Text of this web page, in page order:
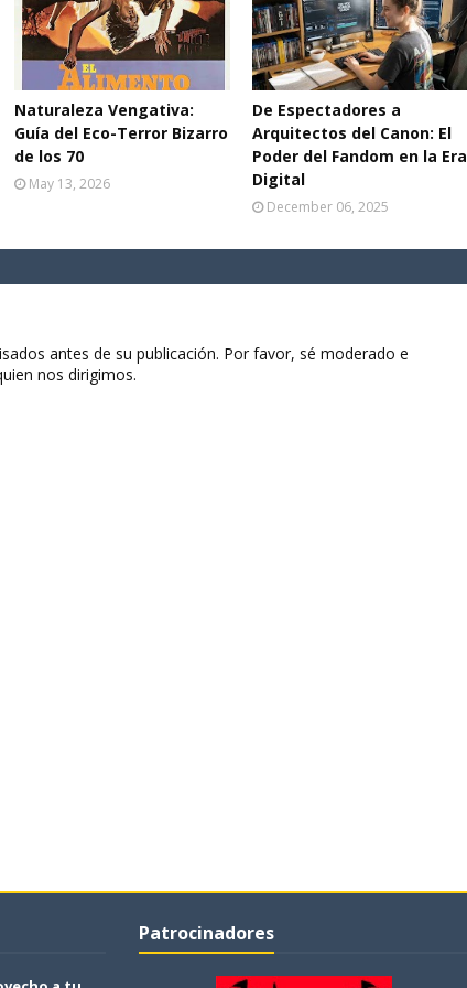
Naturaleza Vengativa:
Guía del Eco-Terror Bizarro
de los 70
May 13, 2026
De Espectadores a
Arquitectos del Canon: El
Poder del Fandom en la Era
Digital
December 06, 2025
antes de su publicación. Por favor, sé moderado e
nos dirigimos.
Patrocinadores